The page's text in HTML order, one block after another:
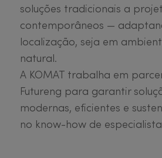
soluções tradicionais a
contemporâneos —
localização, seja em
natural.
A KOMAT trabalha em
Futureng para garantir
modernas, eficientes e
no know-how de